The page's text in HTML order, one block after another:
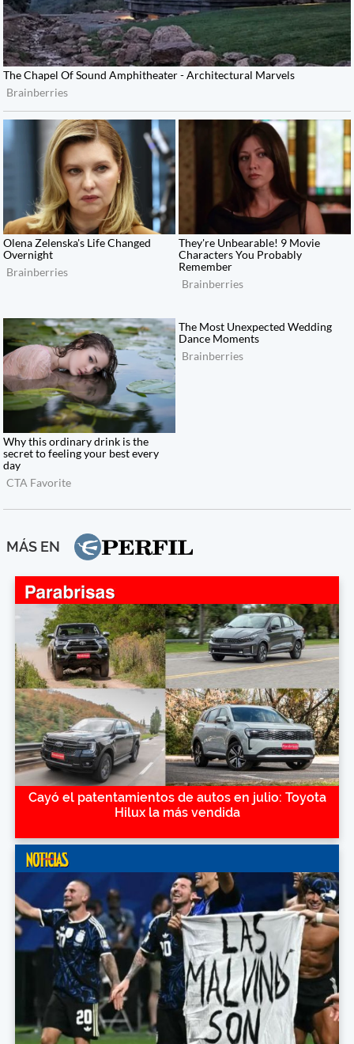
MÁS EN
Cayó el patentamientos de autos en julio: Toyota
Hilux la más vendida